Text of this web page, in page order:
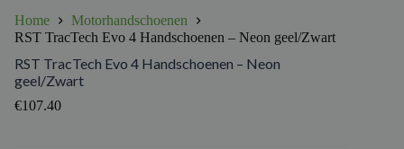
Home
Motorhandschoenen
RST TracTech Evo 4 Handschoenen – Neon geel/Zwart
RST TracTech Evo 4 Handschoenen – Neon
geel/Zwart
€107.40